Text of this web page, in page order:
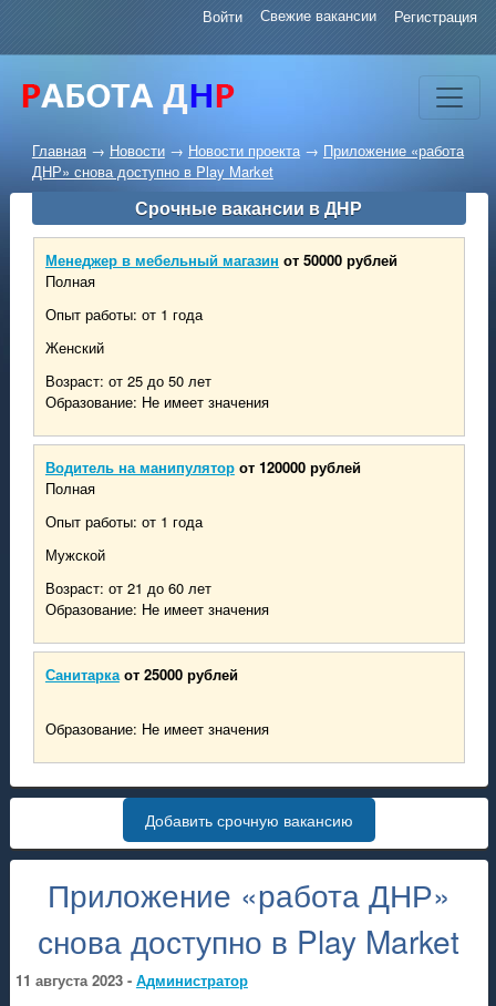
Войти Свежие вакансии Регистрация
Главная → Новости→ Новости проекта→ Приложение «работа
ДНР» снова доступно в Play Market
Срочные вакансии в ДНР
Менеджер в мебельный магазин от 50000 рублей
Полная
Опыт работы: от 1 года
Женский
Возраст: от 25 до 50 лет
Образование: Не имеет значения
Водитель на манипулятор от 120000 рублей
Полная
Опыт работы: от 1 года
Мужской
Возраст: от 21 до 60 лет
Образование: Не имеет значения
Санитарка от 25000 рублей
Образование: Не имеет значения
Добавить срочную вакансию
Приложение «работа ДНР»
снова доступно в Play Market
11 августа 2023 - Администратор